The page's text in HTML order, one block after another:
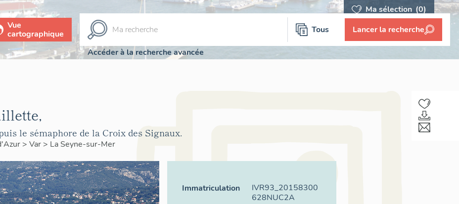
Ma sélection (0)
Vue
cartographique
Tous Lancer la recherche
Accéder à la recherche avancée
le sémaphore de la Croix des Signaux.
> Var> La Seyne-sur-Mer
Immatriculation
IVR93_20158300
628NUC2A